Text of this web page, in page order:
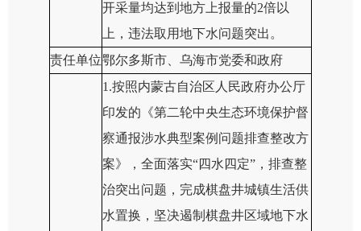
开采量均达到地方上报量的2倍以
上，违法取用地下水问题突出。
责任单位鄂尔多斯市、乌海市党委和政府
1.按照内蒙古自治区人民政府办公厅
印发的《第二轮中央生态环境保护督
察通报涉水典型案例问题排查整改方
案》，全面落实“四水四定”，排查整
治突出问题，完成棋盘井城镇生活供
水置换，坚决遏制棋盘井区域地下水